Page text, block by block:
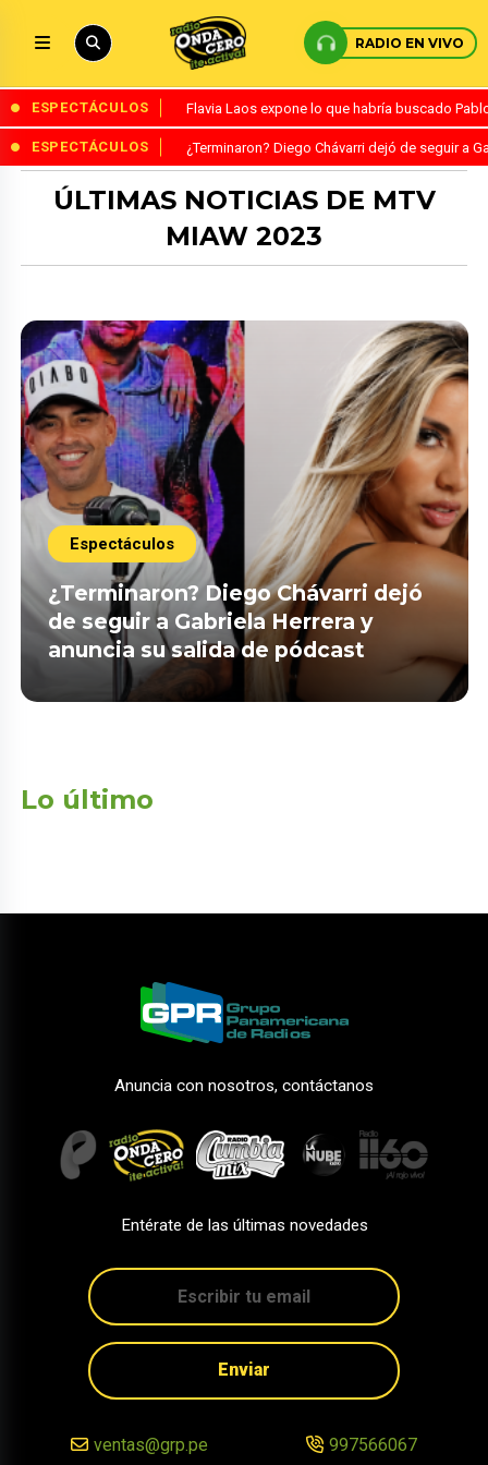
RADIO EN VIVO
ESPECTÁCULOS Flavia Laos expone lo que habría buscado
ESPECTÁCULOS ¿Terminaron? Diego Chávarri dejó de seguir a
ÚLTIMAS NOTICIAS DE MTV
MIAW 2023
Espectáculos
¿Terminaron? Diego Chávarri dejó
de seguir a Gabriela Herrera y
anuncia su salida de pódcast
Lo último
Anuncia con nosotros, contáctanos
Entérate de las últimas novedades
Enviar
ventas@grp.pe 997566067